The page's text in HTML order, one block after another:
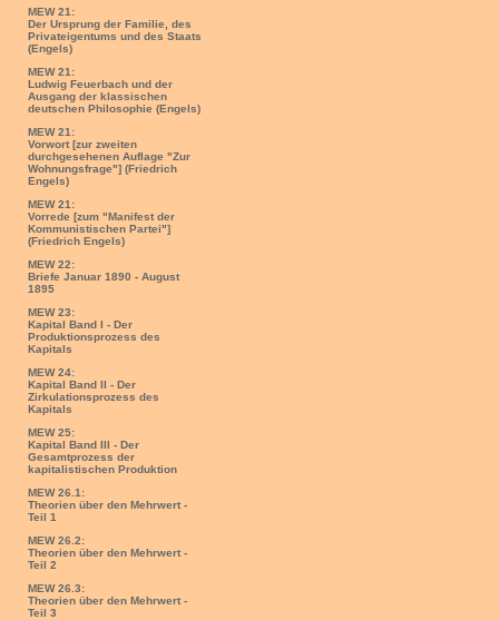
MEW 21:
Der Ursprung der Familie, des
Privateigentums und des Staats
(Engels)
MEW 21:
Ludwig Feuerbach und der
Ausgang der klassischen
deutschen Philosophie (Engels)
MEW 21:
Vorwort [zur zweiten
durchgesehenen Auflage "Zur
Wohnungsfrage"] (Friedrich
Engels)
MEW 21:
Vorrede [zum "Manifest der
Kommunistischen Partei"]
(Friedrich Engels)
MEW 22:
Briefe Januar 1890 - August
1895
MEW 23:
Kapital Band I - Der
Produktionsprozess des
Kapitals
MEW 24:
Kapital Band II - Der
Zirkulationsprozess des
Kapitals
MEW 25:
Kapital Band III - Der
Gesamtprozess der
kapitalistischen Produktion
MEW 26.1:
Theorien über den Mehrwert -
Teil 1
MEW 26.2:
Theorien über den Mehrwert -
Teil 2
MEW 26.3:
Theorien über den Mehrwert -
Teil 3